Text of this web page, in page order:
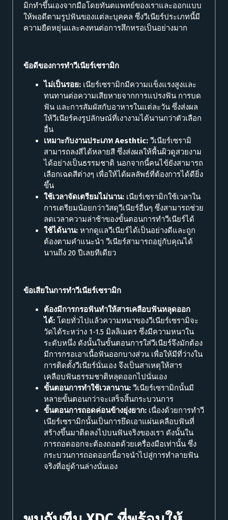
มิกทำขึ้นเองจากมือโดยทันตแพทย์ของเราและออกแบบ
ให้พอดีตามรูปฟันของแต่ละบุคคล ซึ่งวีเนียร์ประเภทนี้มี
ความยืดหยุ่นและคงทนต่อการสึกหรอเป็นอย่างมาก
ข้อดีของการทำวีเนียร์เซรามิก
ไม่เป็นรอย: เนียร์เซรามิกมีความแข็งแรงสูงและ
ทนทานต่อความเสียหายจากการแปรงฟัน การบด
ฟัน และการสัมผัสกับอาหารในแต่ละวัน ซึ่งส่งผล
ให้วีเนียร์คงรูปลักษณ์ที่เงางามได้นานกว่าตัวเลือก
อื่น
เหมาะกับงานประเภท Aesthtic: วีเนียร์เซรามิ
สามารถลงสีได้หลายสี ซึ่งส่งผลให้พื้นผิวดูสวยงาม
ได้อย่างเป็นธรรมชาติ นอกจากนี้คนไข้ยังสามารถ
เลือกเฉดสีต่างๆ เพื่อให้ได้ผลลัพธ์ที่ต้องการได้ดียิ่ง
ขึ้น
ใช้เวลาจัดเตรียมไม่นาน: เนียร์เซรามิกใช้เวลาใน
การเตรียมน้อยกว่าวัสดุวีเนียร์อื่นๆ ซึ่งสามารถช่วย
ลดเวลาความล่าช้าของขั้นตอนการทำวีเนียร์ได้
ใช้ได้นาน: หากดูแลวีเนียร์ได้เป็นอย่างดีและถูก
ต้องตามคำแนะนำ วีเนียร์สามารถอยู่กับคุณได้
นานถึง 20 ปีเลยทีเดียว
ข้อเสียในการทำวีเนียร์เซรามิก
ต้องมีการกรอฟันทำให้สารเคลือบฟันหลุดออก
ได้: โดยทั่วไปแล้วความหนาของวีเนียร์เซรามิจะ
วัดได้ระหว่าง 1-1.5 มิลลิเมตร ซึ่งมีความหนาใน
ระดับหนึ่ง ดังนั้นในขั้นตอนการใส่วีเนียร์จึงมักต้อง
มีการกรอเอาเนื้อฟันออกบางส่วน เพื่อให้มีที่ว่างใน
การติดตั้งวีเนียร์นั่นเอง จึงเป็นสาเหตุให้สาร
เคลือบฟันธรรมชาติหลุดออกไปนั่นเอง
ขั้นตอนการทำใช้เวลานาน: วีเนียร์เซรามิกนั้นมี
หลายขั้นตอนกว่าจะเสร็จสิ้นกระบวนการ
ขั้นตอนการถอดค่อนข้างยุ่งยาก: เนื่องด้วยการทำวี
เนียร์เซรามิกนั้นเป็นการยึดเอาแผ่นเคลือบฟันที่
สร้างขึ้นมาติดลงไปบนฟันจริงของเรา ดังนั้นใน
การถอดออกจะต้องถอดด้วยเครื่องมือเท่านั้น ซึ่ง
กระบวนการถอดออกนี้อาจนำไปสู่การทำลายฟัน
จริงที่อยู่ด้านล่างนั่นเอง